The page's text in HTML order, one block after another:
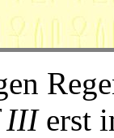
IIIerst